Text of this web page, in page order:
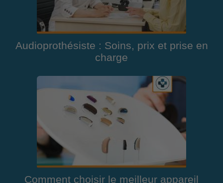
Audioprothésiste : Soins, prix et prise en
charge
Comment choisir le meilleur appareil